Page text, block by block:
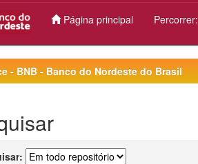
Página principal Percorrer:
- BNB - Banco do Nordeste do Brasil